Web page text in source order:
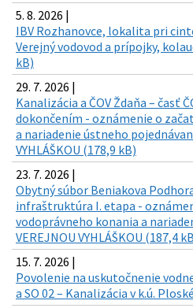
5. 8. 2026 |
IBV Rozhanovce, lokalita pri
Verejný vodovod a prípojky,
kB)
29. 7. 2026 |
Kanalizácia a ČOV Ždaňa – časť
dokončením - oznámenie o
a nariadenie ústneho
VYHLÁŠKOU (178,9 kB)
23. 7. 2026 |
Obytný súbor Beniakova
infraštruktúra I. etapa -
vodoprávneho konania a
VEREJNOU VYHLÁŠKOU (187,4
15. 7. 2026 |
Povolenie na uskutočnenie
a SO 02 – Kanalizácia v k.ú.